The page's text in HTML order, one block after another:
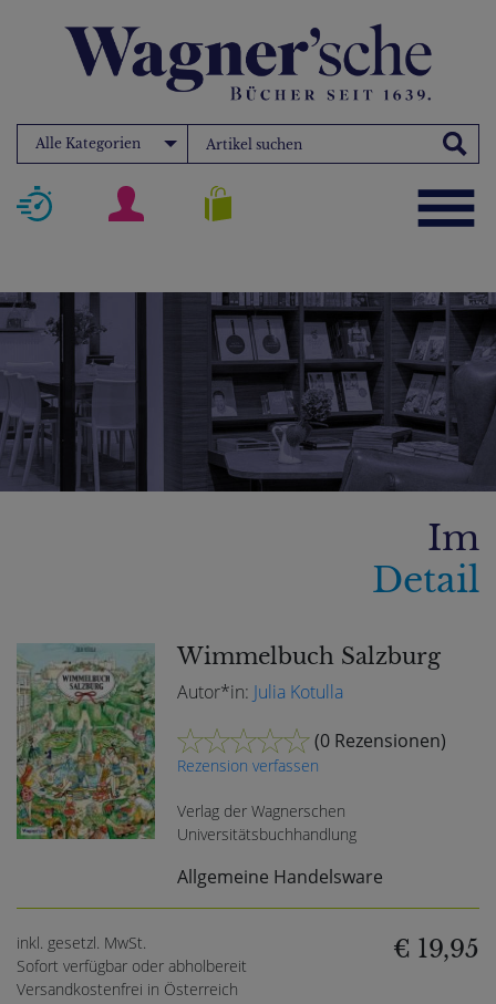
Alle Kategorien
Im
Detail
Wimmelbuch Salzburg
Autor*in: Julia Kotulla
(0 Rezensionen)
Rezension verfassen
Verlag der Wagnerschen
Universitätsbuchhandlung
Allgemeine Handelsware
inkl. gesetzl. MwSt.
Sofort verfügbar oder abholbereit
Versandkostenfrei in Österreich
€ 19,95